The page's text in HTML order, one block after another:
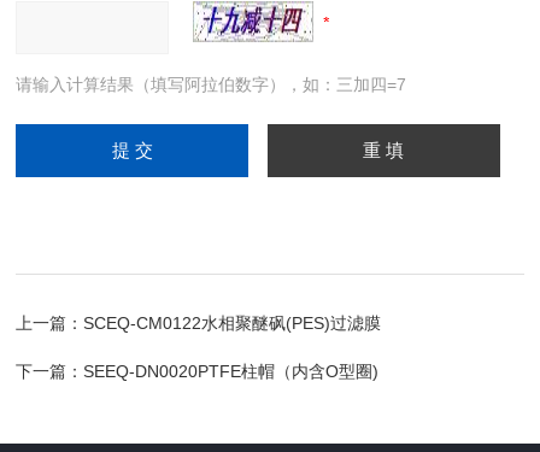
请输入计算结果（填写阿拉伯数字），如：三加四=7
上一篇：SCEQ-CM0122水相聚醚砜(PES)过滤膜
下一篇：SEEQ-DN0020PTFE柱帽（内含O型圈)